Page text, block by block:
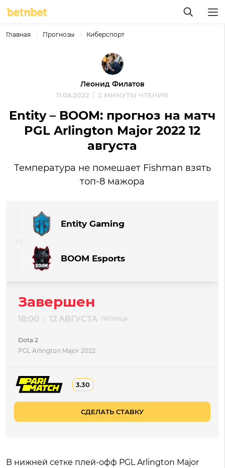
Главная Прогнозы Киберспорт
Леонид Филатов
11.08.2022 2 МИНУТЫ ЧТЕНИЯ
Entity – BOOM: прогноз на матч
PGL Arlington Major 2022 12
августа
Температура не помешает Fishman взять
топ-8 мажора
Entity Gaming
BOOM Esports
Завершен
18:00 12 АВГУСТА ПЯТНИЦА
Dota 2
PGL Arlington Major 2022
3.30
СДЕЛАТЬ СТАВКУ
В нижней сетке плей-офф PGL Arlington Major